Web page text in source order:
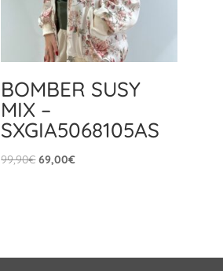
BOMBER SUSY
MIX –
SXGIA5068105AS
99,90€Il
69,00€Il